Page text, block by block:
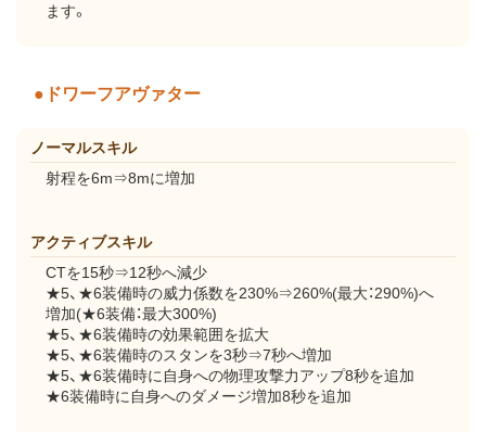
ます。
●ドワーフアヴァター
ノーマルスキル
射程を6m⇒8mに増加
アクティブスキル
CTを15秒⇒12秒へ減少
★5、★6装備時の威力係数を230%⇒260%(最大：290%)へ
増加(★6装備：最大300%)
★5、★6装備時の効果範囲を拡大
★5、★6装備時のスタンを3秒⇒7秒へ増加
★5、★6装備時に自身への物理攻撃力アップ8秒を追加
★6装備時に自身へのダメージ増加8秒を追加